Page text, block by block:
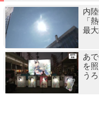
内
「
最
あ
を
う